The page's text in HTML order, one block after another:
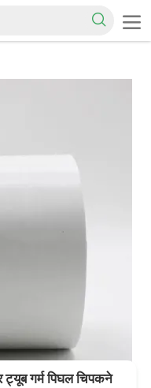
गर्म पिघल चिपकने